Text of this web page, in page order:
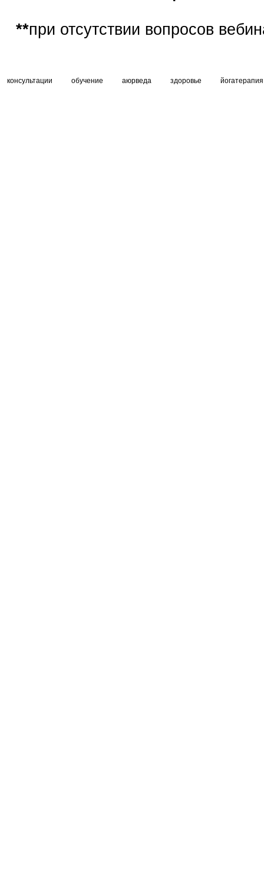
**при отсутствии вопросов
консультации обучение аюрведа здоровье йогатерапия